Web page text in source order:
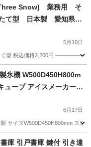
Snow) 業務用 そ
て型 日本製 愛知県
倉 岐阜 羽島 各務ヶ原
一宮
5月10日
型 税込価格2,200円
氷機 W500D450H800m
ューブ アイスメーカー
江南 岩倉 岐阜 羽島 各
ライス一宮
6月17日
サイズW500D450H800mm ス
庫 引戸書庫 鍵付 引き違